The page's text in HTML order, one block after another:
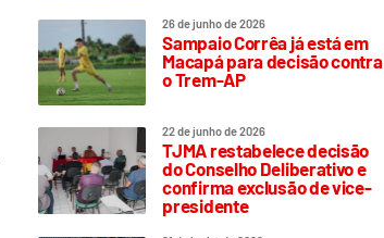
26 de junho de 2026
Sampaio Corrêa já está em
Macapá para decisão contra
o Trem-AP
22 de junho de 2026
TJMA restabelece decisão
do Conselho Deliberativo e
confirma exclusão de vice-
presidente